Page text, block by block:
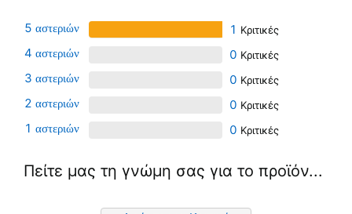
5
1
4
0
3
0
2
0
1
0
Πείτε μας τη γνώμη σας για το προϊόν...